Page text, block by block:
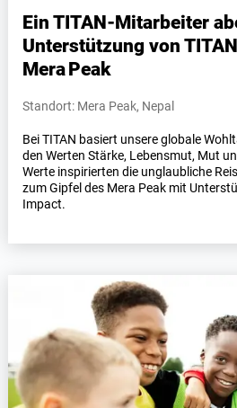
Ein TITAN-Mitarbeiter
Unterstützung von
Mera Peak
Standort: Mera Peak, Nepal
Bei TITAN basiert unsere globale
den Werten Stärke, Lebensmut, Mut
Werte inspirierten die unglaubliche
zum Gipfel des Mera Peak mit
Impact.